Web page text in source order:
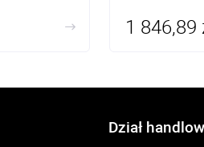
1 846,89
Dział